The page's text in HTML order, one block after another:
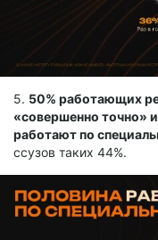
5. 50% работающих
«совершенно точно»
работают по
ссузов таких 44%.